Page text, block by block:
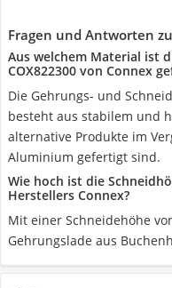
Fragen und Antworten
Aus welchem Material ist
COX822300 von Connex
Die Gehrungs- und
besteht aus stabilem und
alternative Produkte im
Aluminium gefertigt sind.
Wie hoch ist die
Herstellers Connex?
Mit einer Schneidehöhe
Gehrungslade aus